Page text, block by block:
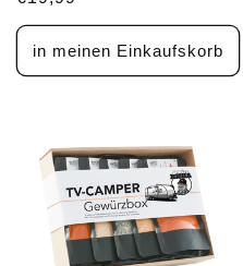
Preis
in meinen Einkaufskorb